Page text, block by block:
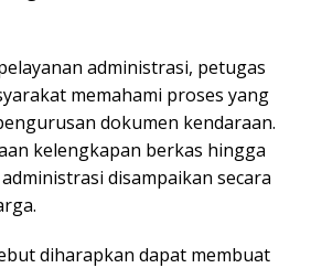
administrasi, petugas
memahami proses yang
dokumen kendaraan.
kelengkapan berkas hingga
disampaikan secara
diharapkan dapat membuat